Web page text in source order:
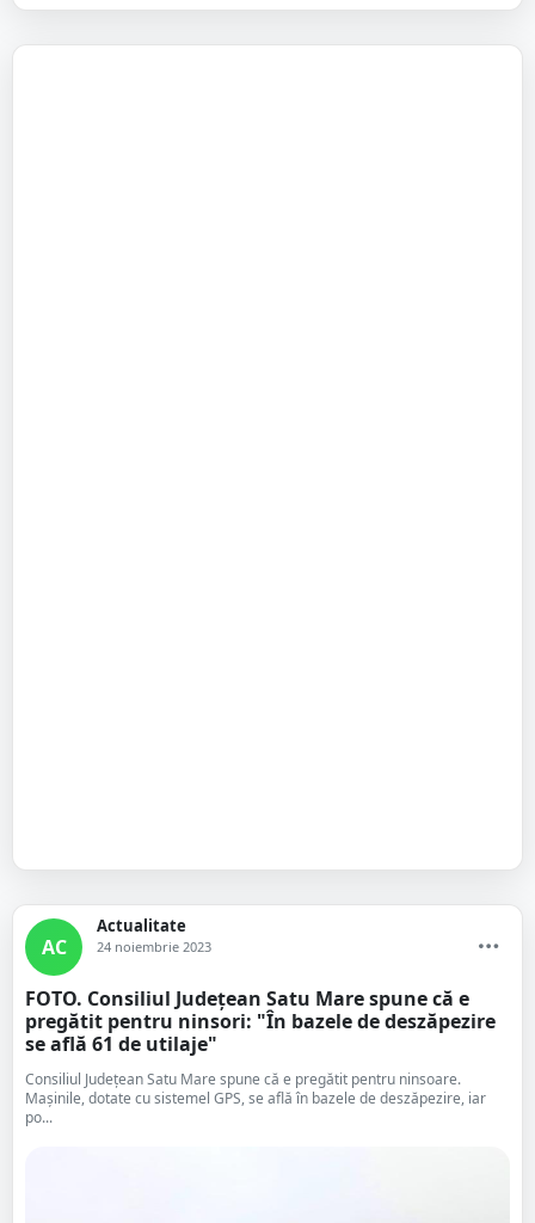
AC
Actualitate
24 noiembrie 2023
FOTO. Consiliul Județean Satu Mare spune că e
pregătit pentru ninsori: "În bazele de deszăpezire
se află 61 de utilaje"
Consiliul Județean Satu Mare spune că e pregătit pentru ninsoare.
Mașinile, dotate cu sistemel GPS, se află în bazele de deszăpezire, iar
po...